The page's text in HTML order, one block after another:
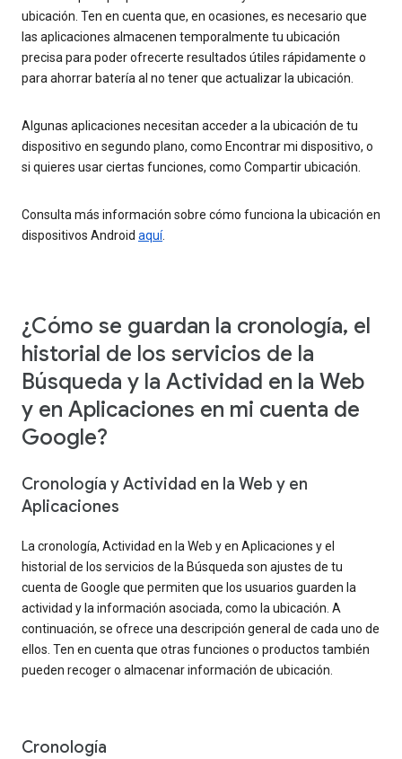
ubicación. Ten en cuenta que, en ocasiones, es necesario que
las aplicaciones almacenen temporalmente tu ubicación
precisa para poder ofrecerte resultados útiles rápidamente o
para ahorrar batería al no tener que actualizar la ubicación.
Algunas aplicaciones necesitan acceder a la ubicación de tu
dispositivo en segundo plano, como Encontrar mi dispositivo, o
si quieres usar ciertas funciones, como Compartir ubicación.
Consulta más información sobre cómo funciona la ubicación en
dispositivos Android aquí.
¿Cómo se guardan la cronología, el
historial de los servicios de la
Búsqueda y la Actividad en la Web
y en Aplicaciones en mi cuenta de
Google?
Cronología y Actividad en la Web y en
Aplicaciones
La cronología, Actividad en la Web y en Aplicaciones y el
historial de los servicios de la Búsqueda son ajustes de tu
cuenta de Google que permiten que los usuarios guarden la
actividad y la información asociada, como la ubicación. A
continuación, se ofrece una descripción general de cada uno de
ellos. Ten en cuenta que otras funciones o productos también
pueden recoger o almacenar información de ubicación.
Cronología